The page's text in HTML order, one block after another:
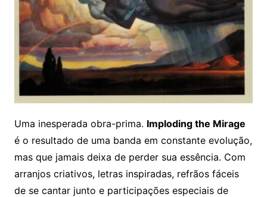
Uma inesperada obra-prima. Imploding the Mirage
é o resultado de uma banda em constante evolução,
mas que jamais deixa de perder sua essência. Com
arranjos criativos, letras inspiradas, refrãos fáceis
de se cantar junto e participações especiais de